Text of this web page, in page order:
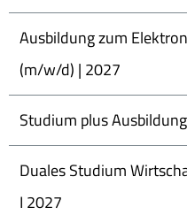
Ausbildung zum
(m/w/d) | 2027
Studium plus
Duales Studium
I 2027